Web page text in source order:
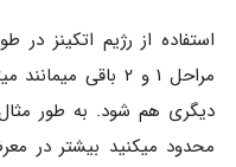
استفاده از رژیم اتکینز
مراحل ۱ و ۲ باقی
دیگری هم شود. به طور مثال
محدود میکنید بیشتر در